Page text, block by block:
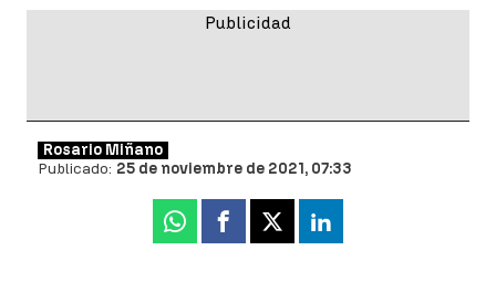
Rosario Miñano
Publicado: 25 de noviembre de 2021, 07:33
Whatsapp
Facebook
X Linkedin